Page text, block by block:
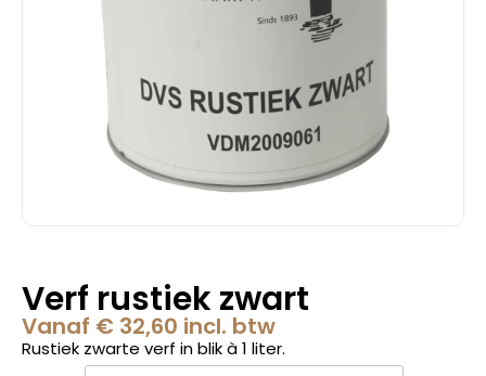
Verf rustiek zwart
Vanaf € 32,60 incl. btw
Rustiek zwarte verf in blik à 1 liter.